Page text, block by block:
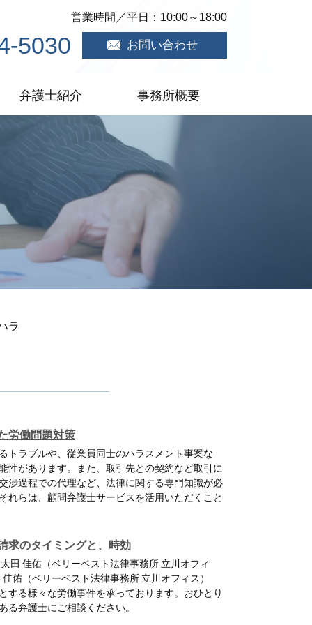
営業時間／平日：10:00～18:00
5030 お問い合わせ
弁護士紹介 事務所概要
ラ
労働問題対策
トラブルや、従業員同士のハラスメント事案な
性があります。また、取引先との契約など取引に
渉過程での代理など、法律に関する専門知識が必
れらは、顧問弁護士サービスを活用いただくこと
求のタイミングと、時効
田 佳佑（ベリーベスト法律事務所 立川オフィ
佑（ベリーベスト法律事務所 立川オフィス）
する様々な労働事件を承っております。おひとり
弁護士にご相談ください。